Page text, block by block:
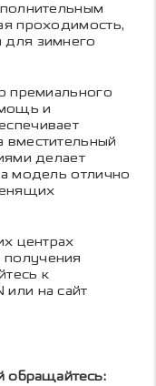
проходимость,
для зимнего
премиального
мощь и
вместительный
делает
модель отлично
центрах
получения
к
на сайт
обращайтесь: